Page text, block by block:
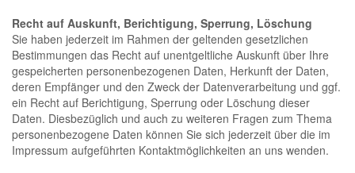
Recht auf Auskunft, Berichtigung, Sperrung, Löschung
Sie haben jederzeit im Rahmen der geltenden gesetzlichen
Bestimmungen das Recht auf unentgeltliche Auskunft über Ihre
gespeicherten personenbezogenen Daten, Herkunft der Daten,
deren Empfänger und den Zweck der Datenverarbeitung und ggf.
ein Recht auf Berichtigung, Sperrung oder Löschung dieser
Daten. Diesbezüglich und auch zu weiteren Fragen zum Thema
personenbezogene Daten können Sie sich jederzeit über die im
Impressum aufgeführten Kontaktmöglichkeiten an uns wenden.